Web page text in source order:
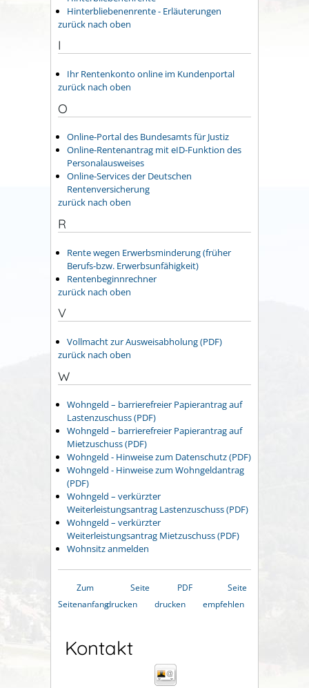
Hinterbliebenenrente - Erläuterungen
zurück nach oben
I
Ihr Rentenkonto online im Kundenportal
zurück nach oben
O
Online-Portal des Bundesamts für Justiz
Online-Rentenantrag mit eID-Funktion des
Personalausweises
Online-Services der Deutschen
Rentenversicherung
zurück nach oben
R
Rente wegen Erwerbsminderung (früher
Berufs-bzw. Erwerbsunfähigkeit)
Rentenbeginnrechner
zurück nach oben
V
Vollmacht zur Ausweisabholung (PDF)
zurück nach oben
W
Wohngeld – barrierefreier Papierantrag auf
Lastenzuschuss (PDF)
Wohngeld – barrierefreier Papierantrag auf
Mietzuschuss (PDF)
Wohngeld - Hinweise zum Datenschutz (PDF)
Wohngeld - Hinweise zum Wohngeldantrag
(PDF)
Wohngeld – verkürzter
Weiterleistungsantrag Lastenzuschuss (PDF)
Wohngeld – verkürzter
Weiterleistungsantrag Mietzuschuss (PDF)
Wohnsitz anmelden
Zum
Seitenanfang
Seite
drucken
PDF
drucken
Seite
empfehlen
Kontakt